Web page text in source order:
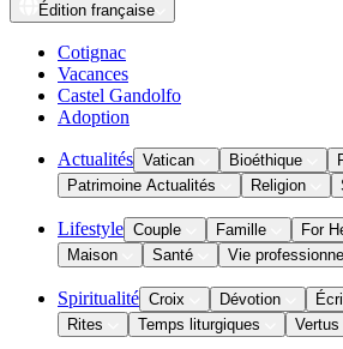
Édition française
Cotignac
Vacances
Castel Gandolfo
Adoption
Actualités Vatican Bioéthique
Patrimoine Actualités
Religion
Lifestyle Couple Famille
For
Maison
Santé Vie
Spiritualité Croix Dévotion
Rites
Temps liturgiques